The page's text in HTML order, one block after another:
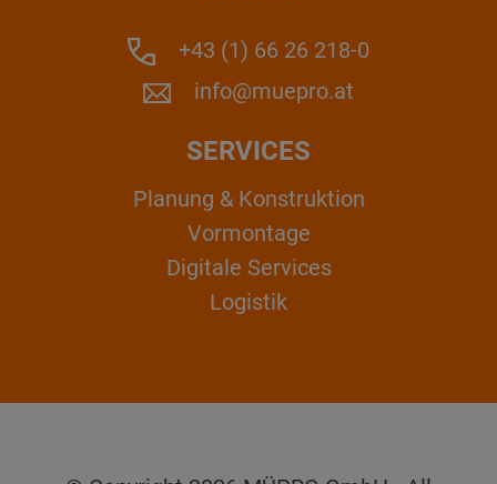
+43 (1) 66 26 218-0
info@muepro.at
SERVICES
Planung & Konstruktion
Vormontage
Digitale Services
Logistik